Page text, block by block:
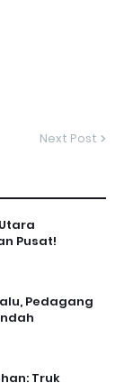
Next Post
Pusat!
Pedagang
Truk